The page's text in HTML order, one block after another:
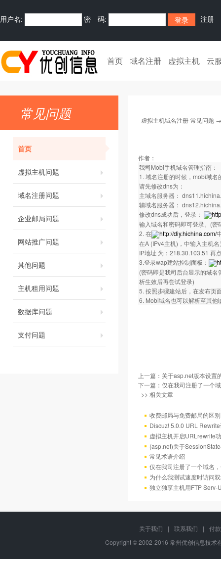
用户名: 密 码: 注册
首页 域名注册 虚拟主机 云
常见问题
首页
虚拟主机问题
域名注册问题
企业邮局问题
网站推广问题
其他问题
主机租用问题
数据库问题
支付问题
虚拟主机域名注册-常见问题
作者：
我司Mobi手机域名管理指南：
1. 域名注册的时候，mobi域
请先修改dns为：
主域名服务器：
辅域名服务器：
修改dns成功后，登录：
输入域名和密码即可登录。(
2. 在
http://diy.hichina.com/
在A (IPv4主机)，中输入主机
IP地址 为：218.30.103.51 再
3.登录wap建站控制面板：
(密码即是我司后台显示的域
析生效后再尝试登录)
5. 按照步骤建站后，在发布页
6. Mobi域名也可以解析至其
上一篇： 关于asp.net版本设置
下一篇： 仅在我司注册了一个
>> 相关文章
收费邮局与免费邮局的区别
Discuz! 5.0.0 URL
虚拟主机开启URLrewrite
(asp.net)关于
常见术语介绍
仅在我司注册了一个域名
为什么我测试速度时访问
独立独享主机用FTP Serv-
关于我们 | 联系我们 |
付
Copyright © 2002-2016 常州优创信息技